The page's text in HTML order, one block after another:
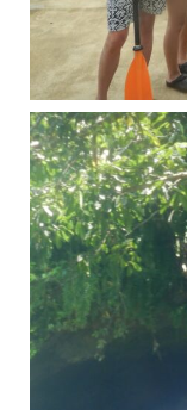
引き潮だったの